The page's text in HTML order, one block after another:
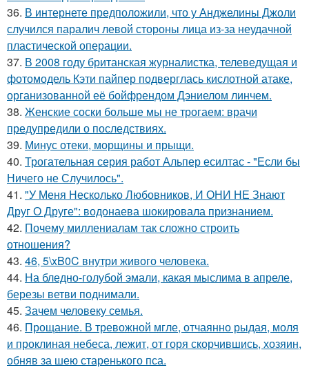
36. В интернете предположили, что у Анджелины Джоли
случился паралич левой стороны лица из-за неудачной
пластической операции.
37. В 2008 году британская журналистка, телеведущая и
фотомодель Кэти пайпер подверглась кислотной атаке,
организованной её бойфрендом Дэниелом линчем.
38. Женские соски больше мы не трогаем: врачи
предупредили о последствиях.
39. Минус отеки, морщины и прыщи.
40. Трогательная серия работ Альпер есилтас - "Если бы
Ничего не Случилось".
41. "У Меня Несколько Любовников, И ОНИ НЕ Знают
Друг О Друге": водонаева шокировала признанием.
42. Почему миллениалам так сложно строить
отношения?
43. 46, 5\xB0C внутри живого человека.
44. На бледно-голубой эмали, какая мыслима в апреле,
березы ветви поднимали.
45. Зачем человеку семья.
46. Прощание. В тревожной мгле, отчаянно рыдая, моля
и проклиная небеса, лежит, от горя скорчившись, хозяин,
обняв за шею старенького пса.